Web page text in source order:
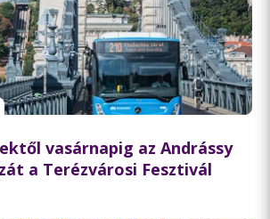
vasárnapig az Andrássy
a Terézvárosi Fesztivál